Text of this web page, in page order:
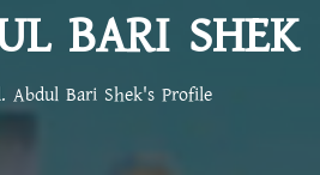
BARI SHEK
Abdul Bari Shek's Profile